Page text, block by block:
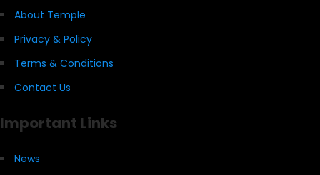
About Temple
Privacy & Policy
Terms & Conditions
Contact Us
Important Links
News